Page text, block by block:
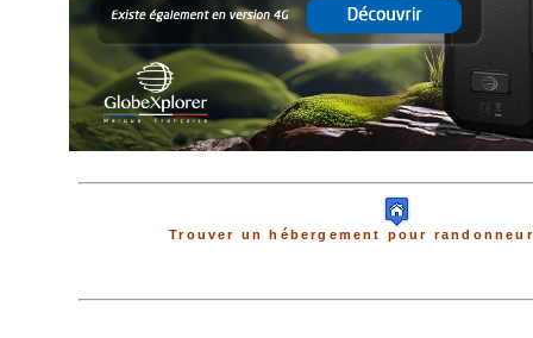
Trouver un hébergement pour